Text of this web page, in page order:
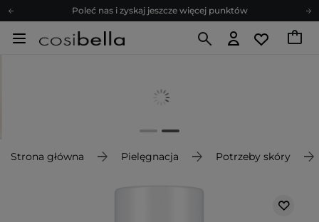
Poleć nas i zyskaj jeszcze więcej punktów
Zapisz się na newsletter pełen porad
Poleć nas i zyskaj jeszcze więcej punktów
Strona główna Pielęgnacja Potrzeby skóry